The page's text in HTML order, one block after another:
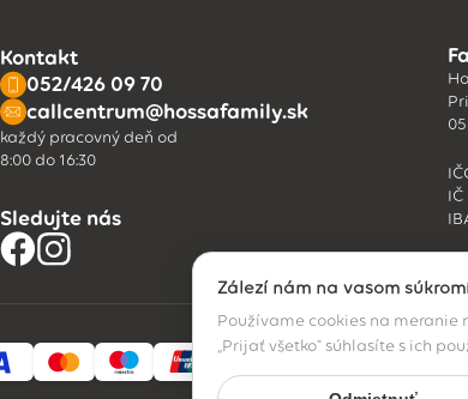
Kontakt
052/426 09 70
callcentrum@hossafamily.sk
každý pracovný deň od
8:00 do 16:30
Sledujte nás
IČ
Záleží nám na vašom
Používame cookies na meranie
„Prijať všetko" súhlasíte s ich